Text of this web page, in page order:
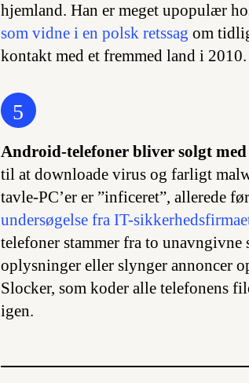
hjemland. Han er meget upopulær
som vidne i en polsk retssag om
kontakt med et fremmed land i
5
Android-telefoner bliver solgt
til at downloade virus og farligt
tavle-PC’er er ”inficeret”, allerede
undersøgelse fra IT-
telefoner stammer fra to unavngivne
oplysninger eller slynger annoncer
Slocker, som koder alle telefonens
igen.